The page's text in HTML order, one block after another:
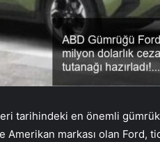
tarihindeki en önemli
Amerikan markası olan